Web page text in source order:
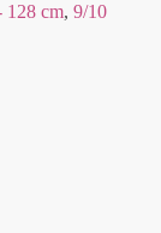
128 cm, 9/10